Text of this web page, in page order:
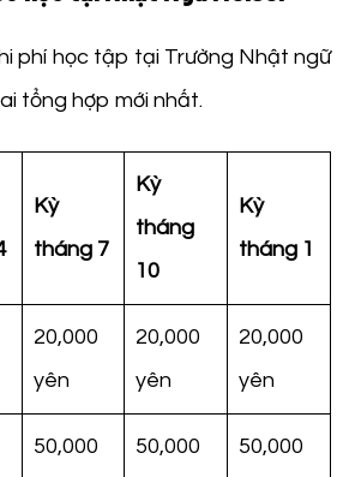
phí học tập tại Trường Nhật ngữ
tổng hợp mới nhất.
Kỳ
tháng 7
Kỳ
tháng
10
Kỳ
tháng 1
20,000
yên
20,000
yên
20,000
yên
50,000
50,000
50,000